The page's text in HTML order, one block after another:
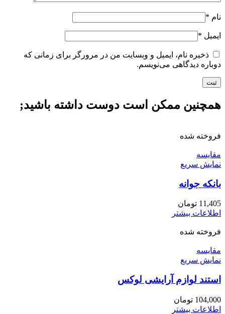
نام *
ایمیل *
ذخیره نام، ایمیل و وبسایت من در مرورگر برای زمانی که
دوباره دیدگاهی می‌نویسم.
همچنین ممکن است دوست داشته باشید;
فروخته شده
مقايسه
نمایش سریع
بانکه جوانه
11,405 تومان
اطلاعات بیشتر
فروخته شده
مقايسه
نمایش سریع
استند لوازم آرایشی لوکس
104,000 تومان
اطلاعات بیشتر